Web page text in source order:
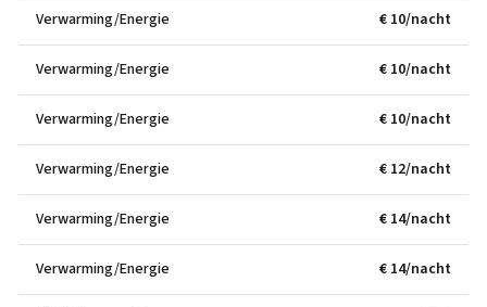
Verwarming/Energie € 10/nacht
Verwarming/Energie € 10/nacht
Verwarming/Energie € 10/nacht
Verwarming/Energie € 12/nacht
Verwarming/Energie € 14/nacht
Verwarming/Energie € 14/nacht